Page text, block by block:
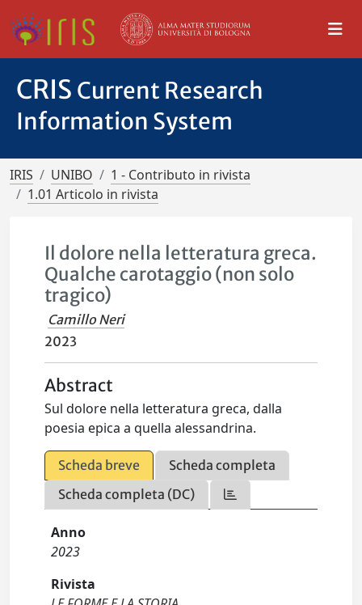
CRIS Current Research
Information System
IRIS UNIBO
1 - Contributo in rivista
1.01 Articolo in rivista
Il dolore nella letteratura greca.
Qualche carotaggio (non solo
tragico)
Camillo Neri
2023
Abstract
Sul dolore nella letteratura greca, dalla
poesia epica a quella alessandrina.
Scheda breve
Scheda completa
Scheda completa (DC)
Anno
2023
Rivista